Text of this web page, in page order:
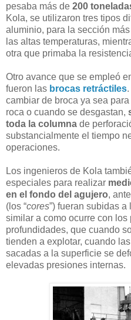
pesaba más de 200
Kola, se utilizaron tres tipos
aluminio, para la sección
las altas temperaturas,
otra que primaba la
Otro avance que se empleó
fueron las brocas retráctiles
cambiar de broca ya sea
roca o cuando se desgastan,
toda la columna de
substancialmente el tiempo
operaciones.
Los ingenieros de Kola
especiales para realizar
en el fondo del agujero,
(los “cores”) fueran subidas
similar a como ocurre con
profundidades, que cuando
tienden a explotar, cuando
sacadas a la superficie se
elevadas presiones internas.